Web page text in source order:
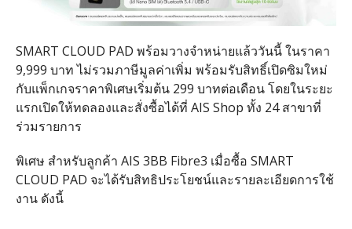
SMART CLOUD PAD พร้อมวางจำหน่ายแล้ววันนี้ ในราคา
9,999 บาท ไม่รวมภาษีมูลค่าเพิ่ม พร้อมรับสิทธิ์เปิดซิมใหม่
กับแพ็กเกจราคาพิเศษเริ่มต้น299 บาทต่อเดือน โดยในระยะ
แรกเปิดให้ทดลองและสั่งซื้อได้ที่ AIS Shop ทั้ง 24สาขาที่
ร่วมรายการ
พิเศษ สำหรับลูกค้า AIS 3BB Fibre3 เมื่อซื้อ SMART
CLOUD PAD จะได้รับสิทธิประโยชน์และรายละเอียดการใช้
งาน ดังนี้